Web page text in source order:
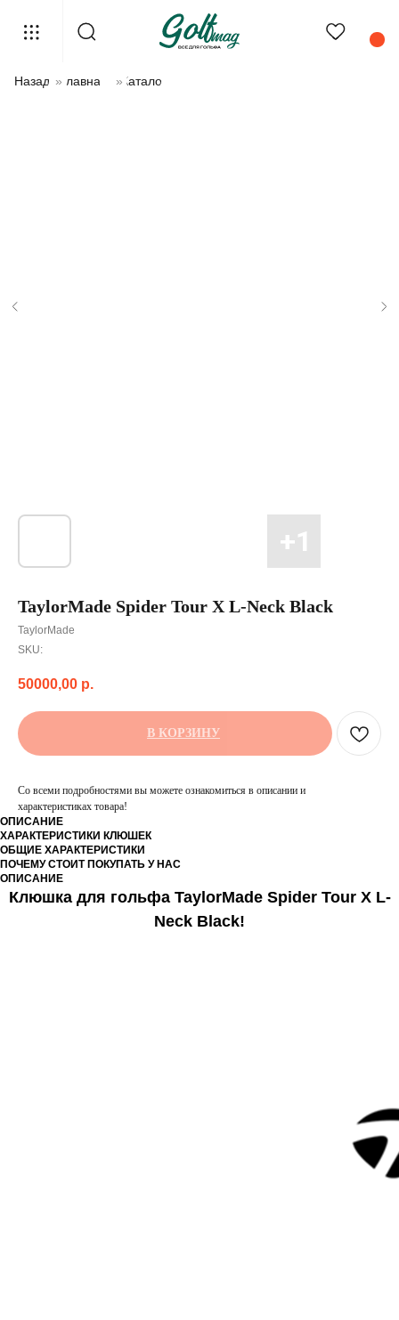
Назад »Главная »Каталог
TaylorMade Spider Tour X L-Neck Black
TaylorMade
SKU:
50000,00 р.
В КОРЗИНУ
Со всеми подробностями вы можете ознакомиться в описании и
характеристиках товара!
ОПИСАНИЕ
ХАРАКТЕРИСТИКИ КЛЮШЕК
ОБЩИЕ ХАРАКТЕРИСТИКИ
ПОЧЕМУ СТОИТ ПОКУПАТЬ У НАС
ОПИСАНИЕ
Клюшка для гольфа TaylorMade Spider Tour X L-
Neck Black!